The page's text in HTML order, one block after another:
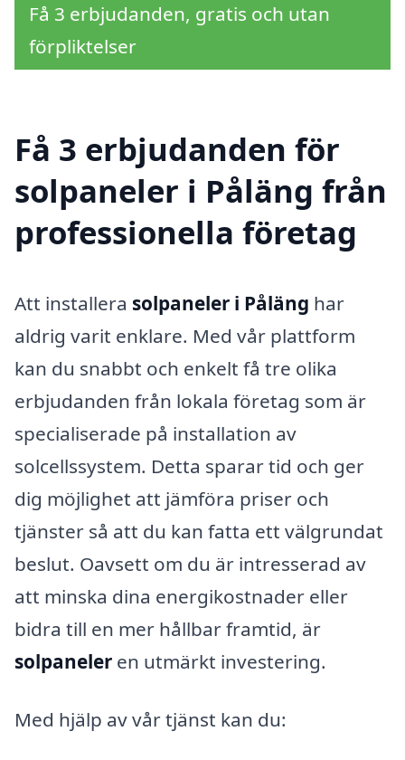
Få 3 erbjudanden, gratis och utan
förpliktelser
Få 3 erbjudanden för
solpaneler i Påläng från
professionella företag
Att installera solpaneler i Påläng har
aldrig varit enklare. Med vår plattform
kan du snabbt och enkelt få tre olika
erbjudanden från lokala företag som är
specialiserade på installation av
solcellssystem. Detta sparar tid och ger
dig möjlighet att jämföra priser och
tjänster så att du kan fatta ett välgrundat
beslut. Oavsett om du är intresserad av
att minska dina energikostnader eller
bidra till en mer hållbar framtid, är
solpaneler en utmärkt investering.
Med hjälp av vår tjänst kan du: